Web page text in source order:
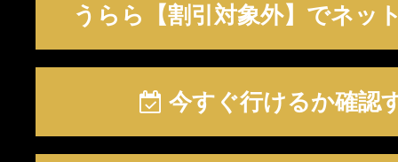
うらら【割引対象外】でネッ
今すぐ行けるか確認